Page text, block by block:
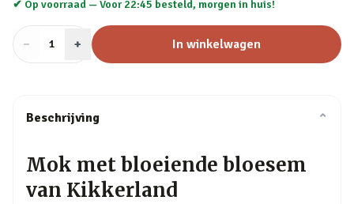
✔ Op voorraad —Voor 22:45 besteld, morgen in huis!
− Aantal
1 + In winkelwagen
Beschrijving ⌄
Mok met bloeiende bloesem
van Kikkerland